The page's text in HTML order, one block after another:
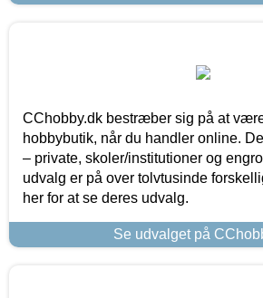
CChobby.dk bestræber sig på at
hobbybutik, når du handler online.
– private, skoler/institutioner og
udvalg er på over tolvtusinde
her for at se deres udvalg.
Se udvalget på